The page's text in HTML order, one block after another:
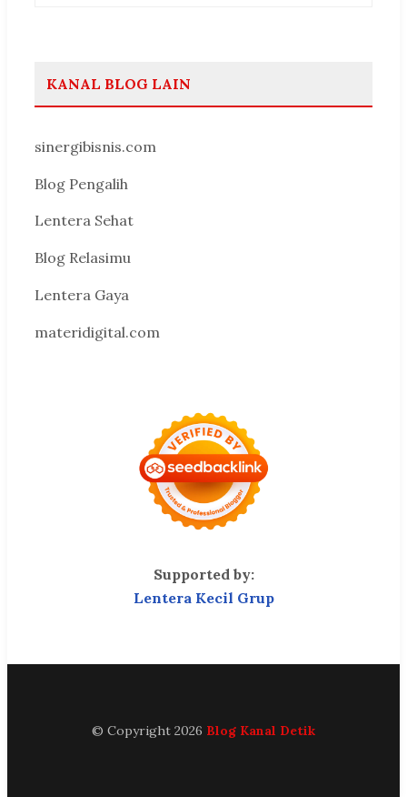
KANAL BLOG LAIN
sinergibisnis.com
Blog Pengalih
Lentera Sehat
Blog Relasimu
Lentera Gaya
materidigital.com
Supported by:
Lentera Kecil Grup
© Copyright 2026 Blog Kanal Detik